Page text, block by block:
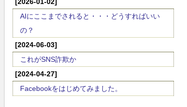
AIにここまでされると・・・どうすればいい
の？
[2024-06-03]
これがSNS詐欺か
[2024-04-27]
Facebookをはじめてみました。